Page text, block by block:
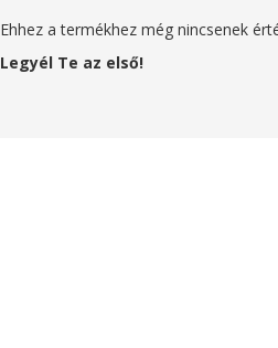
Ehhez a termékhez még nincsenek
Legyél Te az első!